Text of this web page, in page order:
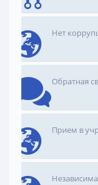
Нет
Обратная
Прием в